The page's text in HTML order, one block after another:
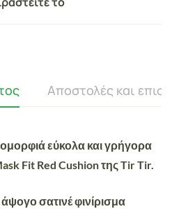
Αποστολές και
εύκολα και γρήγορα
Fit Red Cushion της Tir Tir.
σατινέ φινίρισμα